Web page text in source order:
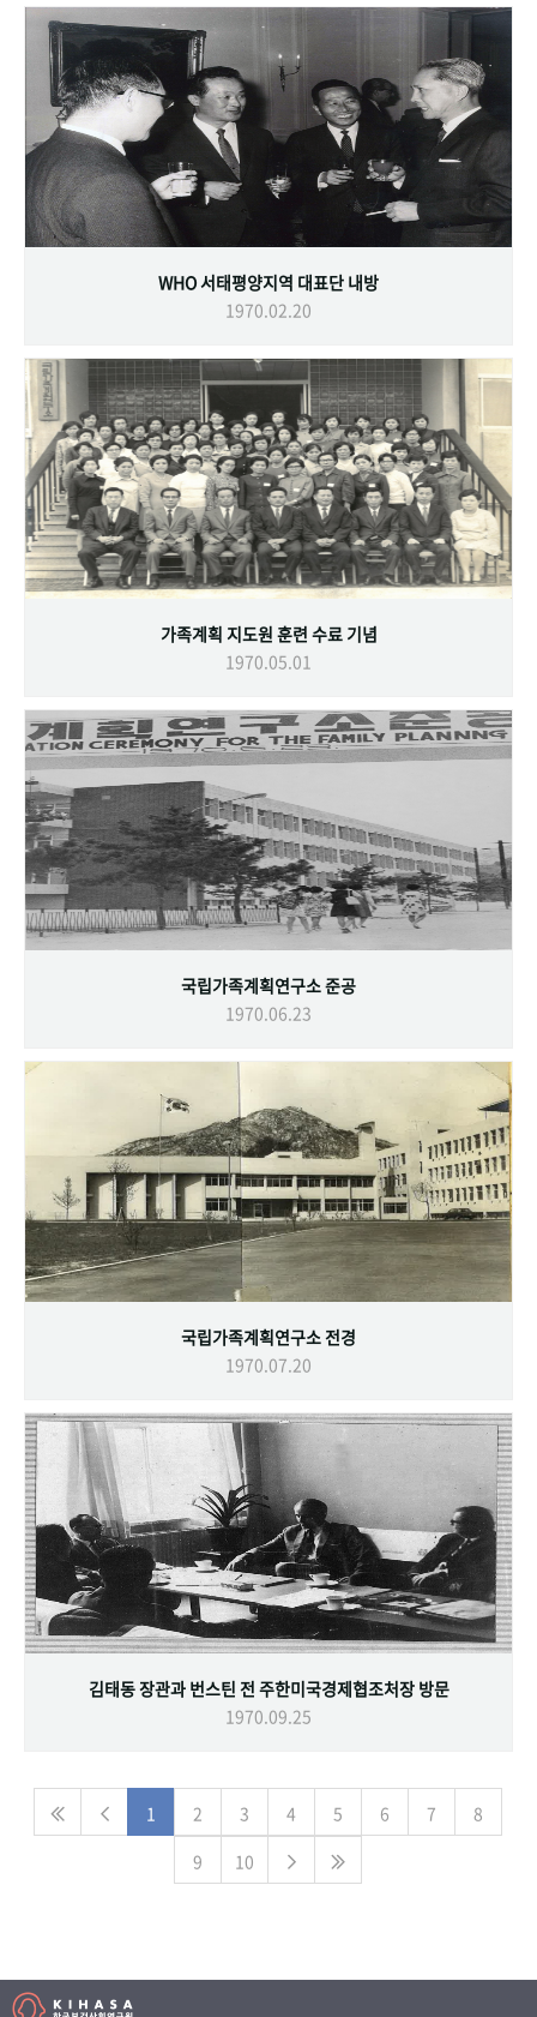
WHO 서태평양지역 대표단 내방
1970.02.20
가족계획 지도원 훈련 수료 기념
1970.05.01
국립가족계획연구소 준공
1970.06.23
국립가족계획연구소 전경
1970.07.20
김태동 장관과 번스틴 전 주한미국경제협조처장 방문
1970.09.25
1 2 3 4 5 6 7
8
9
10